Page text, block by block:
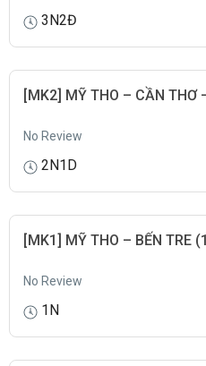
3N2Đ
[MK2] MỸ THO – CẦN THƠ
No Review
2N1D
[MK1] MỸ THO – BẾN TRE
No Review
1N